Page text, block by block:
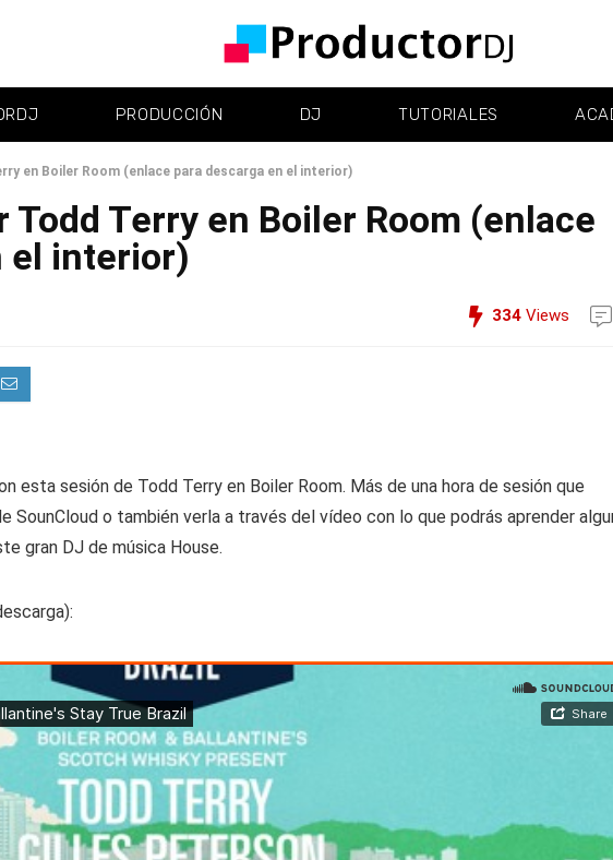
PRODUCCIÓN DJ TUTORIALES
en Boiler Room (enlace para descarga en el interior)
Todd Terry en Boiler Room (enlace
el interior)
334 Views
esta sesión de Todd Terry en Boiler Room. Más de una hora de sesión que
SounCloud o también verla a través del vídeo con lo que podrás aprender
gran DJ de música House.